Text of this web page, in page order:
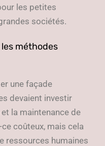
les petites
sociétés.
méthodes
une façade
devaient investir
la maintenance de
coûteux, mais cela
ressources humaines